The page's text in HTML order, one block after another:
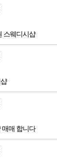
스웨디시샵
매매 합니다